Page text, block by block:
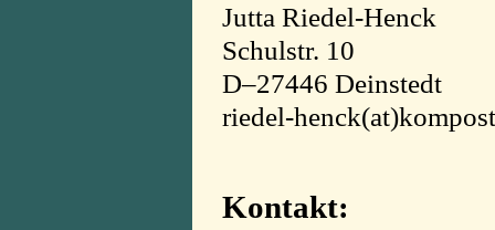
Jutta Riedel-Henck
Schulstr. 10
D–27446 Deinstedt
riedel-
Kontakt: